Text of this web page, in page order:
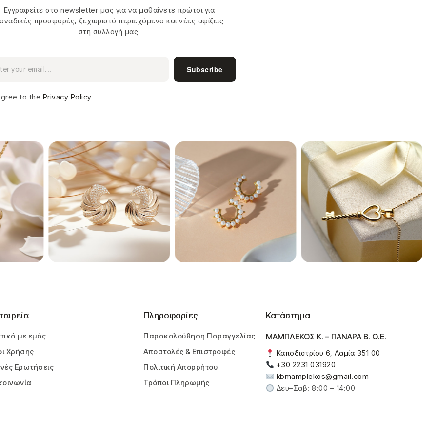
Εγγραφείτε στο newsletter μας για να μαθαίνετε πρώτοι για
προσφορές, ξεχωριστό περιεχόμενο και νέες αφίξεις
στη συλλογή μας.
Subscribe
to the Privacy Policy.
με εμάς
Χρήσης
Ερωτήσεις
Πληροφορίες
Παρακολούθηση Παραγγελίας
Αποστολές & Επιστροφές
Πολιτική Απορρήτου
Τρόποι Πληρωμής
Κατάστημα
ΜΑΜΠΛΕΚΟΣ Κ. – ΠΑΝΑΡΑ Β. Ο.Ε.
Καποδιστρίου 6, Λαμία 351 00
+30 2231 031920
kbmamplekos@gmail.com
Δευ–Σαβ: 8:00 – 14:00